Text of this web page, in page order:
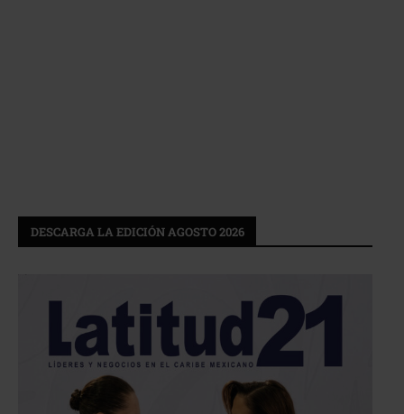
DESCARGA LA EDICIÓN AGOSTO 2026